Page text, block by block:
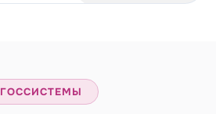
ГОССИСТЕМЫ